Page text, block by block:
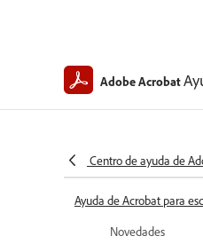
Adobe Acrobat
Centro de ayuda de
Ayuda de Acrobat para
Novedades